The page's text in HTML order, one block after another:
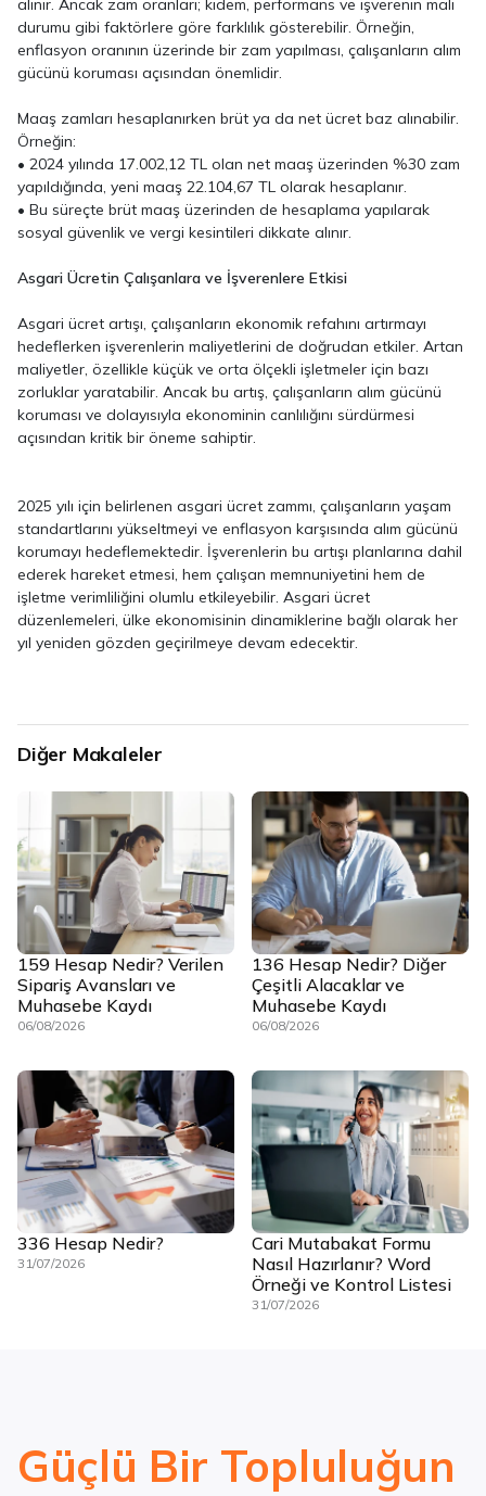
alınır. Ancak zam oranları; kıdem, performans ve işverenin mali
durumu gibi faktörlere göre farklılık gösterebilir. Örneğin,
enflasyon oranının üzerinde bir zam yapılması, çalışanların alım
gücünü koruması açısından önemlidir.
Maaş zamları hesaplanırken brüt ya da net ücret baz alınabilir.
Örneğin:
• 2024 yılında 17.002,12 TL olan net maaş üzerinden %30 zam
yapıldığında, yeni maaş 22.104,67 TL olarak hesaplanır.
• Bu süreçte brüt maaş üzerinden de hesaplama yapılarak
sosyal güvenlik ve vergi kesintileri dikkate alınır.
Asgari Ücretin Çalışanlara ve İşverenlere Etkisi
Asgari ücret artışı, çalışanların ekonomik refahını artırmayı
hedeflerken işverenlerin maliyetlerini de doğrudan etkiler. Artan
maliyetler, özellikle küçük ve orta ölçekli işletmeler için bazı
zorluklar yaratabilir. Ancak bu artış, çalışanların alım gücünü
koruması ve dolayısıyla ekonominin canlılığını sürdürmesi
açısından kritik bir öneme sahiptir.
2025 yılı için belirlenen asgari ücret zammı, çalışanların yaşam
standartlarını yükseltmeyi ve enflasyon karşısında alım gücünü
korumayı hedeflemektedir. İşverenlerin bu artışı planlarına dahil
ederek hareket etmesi, hem çalışan memnuniyetini hem de
işletme verimliliğini olumlu etkileyebilir. Asgari ücret
düzenlemeleri, ülke ekonomisinin dinamiklerine bağlı olarak her
yıl yeniden gözden geçirilmeye devam edecektir.
Diğer Makaleler
159 Hesap Nedir? Verilen
Sipariş Avansları ve
Muhasebe Kaydı
06/08/2026
136 Hesap Nedir? Diğer
Çeşitli Alacaklar ve
Muhasebe Kaydı
06/08/2026
336 Hesap Nedir?
31/07/2026
Cari Mutabakat Formu
Nasıl Hazırlanır? Word
Örneği ve Kontrol Listesi
31/07/2026
Güçlü Bir Topluluğun